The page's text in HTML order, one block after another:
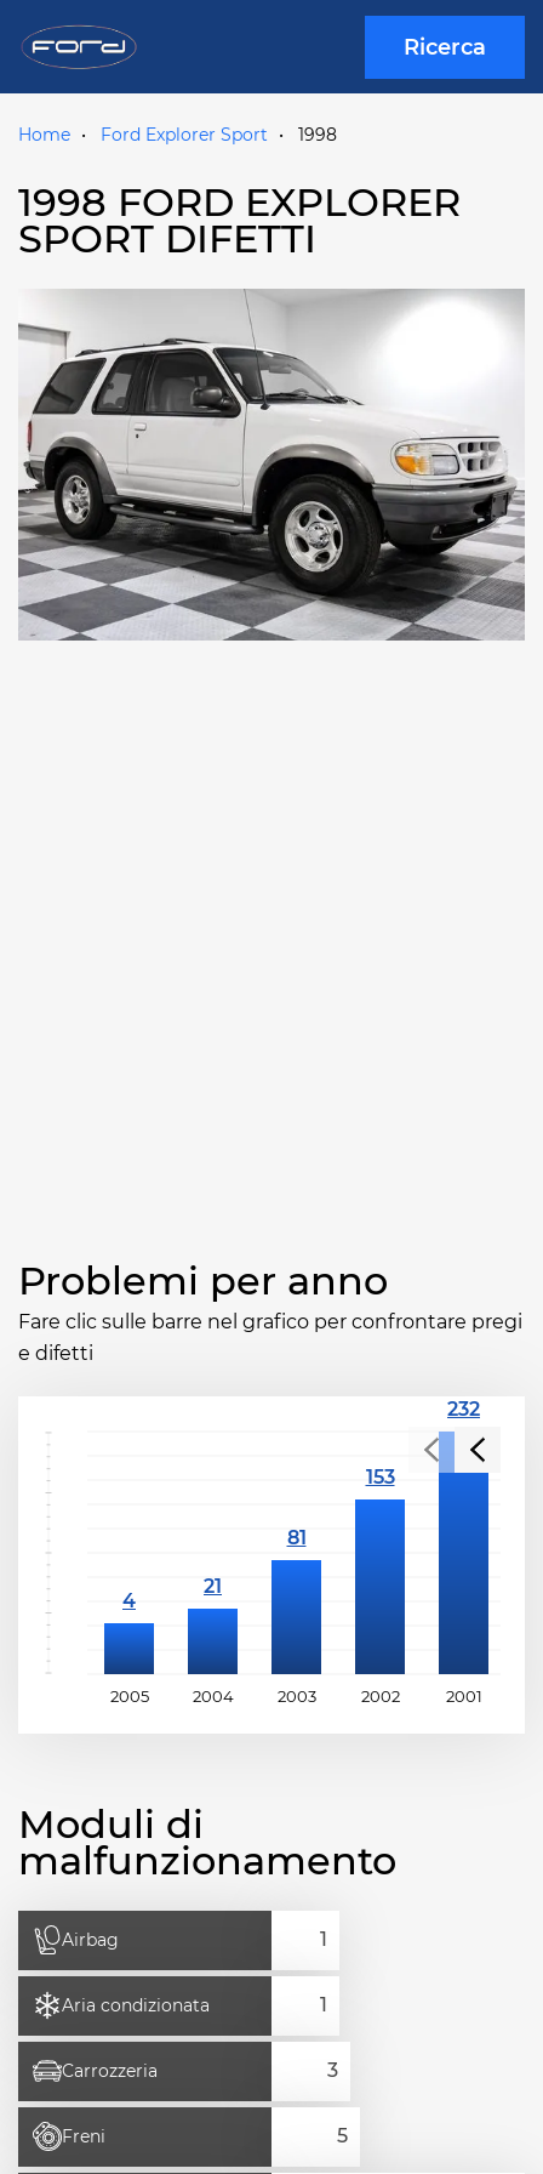
Ricerca
Home Ford Explorer Sport 1998
1998 FORD EXPLORER
SPORT DIFETTI
Problemi per anno
Fare clic sulle barre nel grafico per confrontare pregi
e difetti
2005 2004 2003 2002 2001
Moduli di
malfunzionamento
Airbag
Aria condizionata
Carrozzeria
Freni